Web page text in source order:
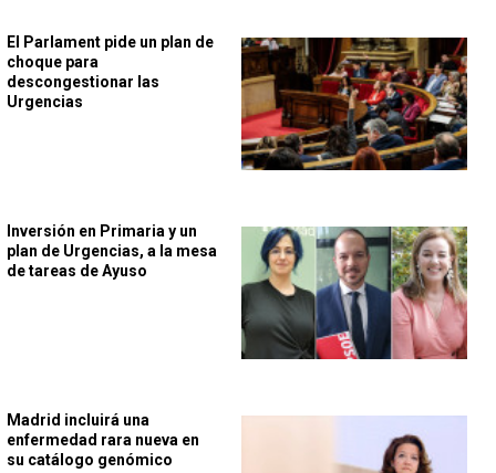
El Parlament pide un plan de
choque para
descongestionar las
Urgencias
Inversión en Primaria y un
plan de Urgencias, a la mesa
de tareas de Ayuso
Madrid incluirá una
enfermedad rara nueva en
su catálogo genómico